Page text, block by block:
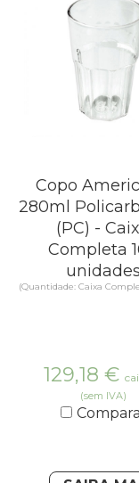
Copo
280ml
(PC) -
Completa
unidades
(Quantidade: Caixa
129,18 €
(sem IVA)